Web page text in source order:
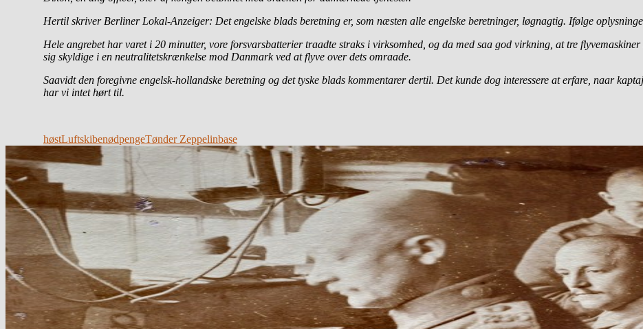
Hertil skriver Berliner Lokal-Anzeiger: Det engelske blads beretning er, som næsten alle engelske beretninger, løgnagtig. Ifølge
Hele angrebet har varet i 20 minutter, vore forsvarsbatterier traadte straks i virksomhed, og da med saa god virkning, at tre
sig skyldige i en neutralitetskrænkelse mod Danmark ved at flyve over dets omraade.
Saavidt den foregivne engelsk-hollandske beretning og det tyske blads kommentarer dertil. Det kunde dog interessere at erfare, naar
har vi intet hørt til.
høstLuftskibenødpengeTønder Zeppelinbase